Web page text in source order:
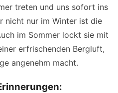
treten und uns sofort ins
nicht nur im Winter ist die
im Sommer lockt sie mit
erfrischenden Bergluft,
angenehm macht.